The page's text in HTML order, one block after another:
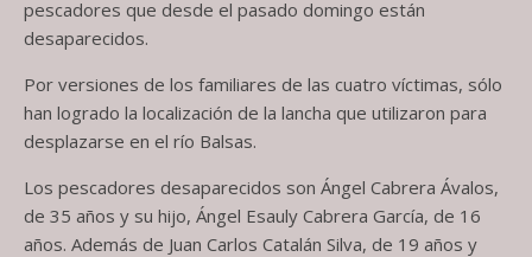
pescadores que desde el pasado domingo están
desaparecidos.
Por versiones de los familiares de las cuatro víctimas, sólo
han logrado la localización de la lancha que utilizaron para
desplazarse en el río Balsas.
Los pescadores desaparecidos son Ángel Cabrera Ávalos,
de 35 años y su hijo, Ángel Esauly Cabrera García, de 16
años. Además de Juan Carlos Catalán Silva, de 19 años y